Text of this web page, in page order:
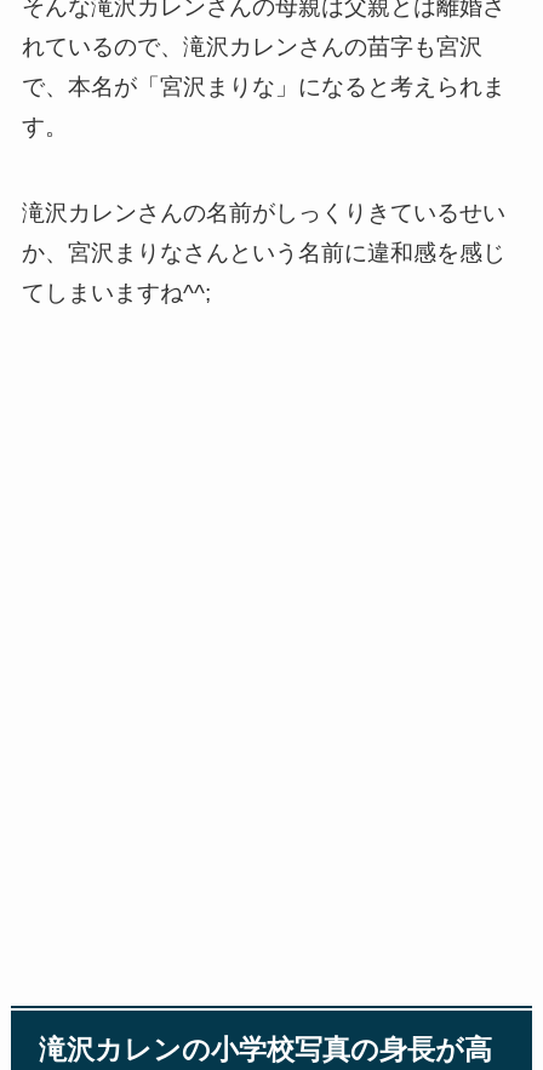
そんな滝沢カレンさんの母親は父親とは離婚さ
れているので、滝沢カレンさんの苗字も宮沢
で、本名が「宮沢まりな」になると考えられま
す。
滝沢カレンさんの名前がしっくりきているせい
か、宮沢まりなさんという名前に違和感を感じ
てしまいますね^^;
滝沢カレンの小学校写真の身長が高